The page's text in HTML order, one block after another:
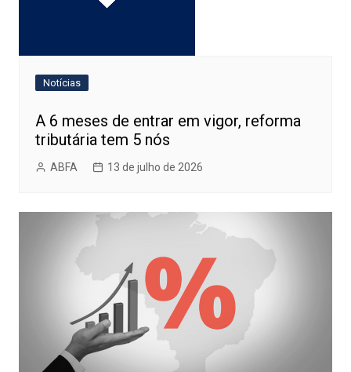
Notícias
A 6 meses de entrar em vigor, reforma
tributária tem 5 nós
ABFA 13 de julho de 2026